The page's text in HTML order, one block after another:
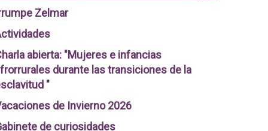
Zelmar
abierta: "Mujeres e infancias
durante las transiciones de la
"
de Invierno 2026
de curiosidades